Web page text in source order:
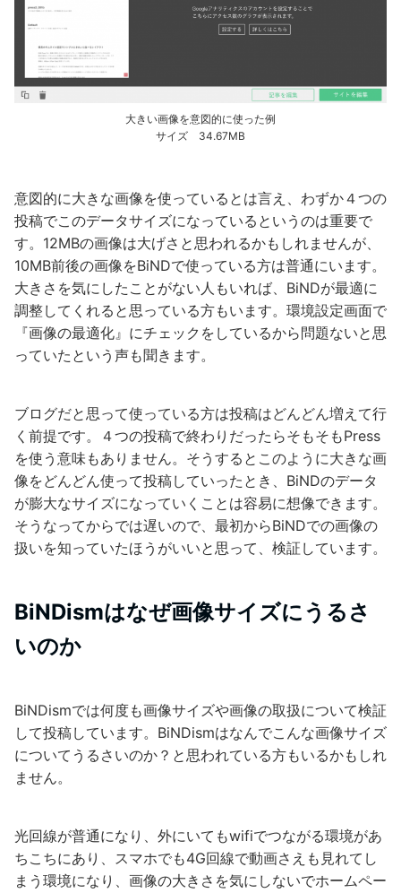
大きい画像を意図的に使った例
サイズ 34.67MB
意図的に大きな画像を使っているとは言え、わずか４つの
投稿でこのデータサイズになっているというのは重要で
す。12MBの画像は大げさと思われるかもしれませんが、
10MB前後の画像をBiNDで使っている方は普通にいます。
大きさを気にしたことがない人もいれば、BiNDが最適に
調整してくれると思っている方もいます。環境設定画面で
『画像の最適化』にチェックをしているから問題ないと思
っていたという声も聞きます。
ブログだと思って使っている方は投稿はどんどん増えて行
く前提です。４つの投稿で終わりだったらそもそもPress
を使う意味もありません。そうするとこのように大きな画
像をどんどん使って投稿していったとき、BiNDのデータ
が膨大なサイズになっていくことは容易に想像できます。
そうなってからでは遅いので、最初からBiNDでの画像の
扱いを知っていたほうがいいと思って、検証しています。
BiNDismはなぜ画像サイズにうるさ
いのか
BiNDismでは何度も画像サイズや画像の取扱について検証
して投稿しています。BiNDismはなんでこんな画像サイズ
についてうるさいのか？と思われている方もいるかもしれ
ません。
光回線が普通になり、外にいてもwifiでつながる環境があ
ちこちにあり、スマホでも4G回線で動画さえも見れてし
まう環境になり、画像の大きさを気にしないでホームペー